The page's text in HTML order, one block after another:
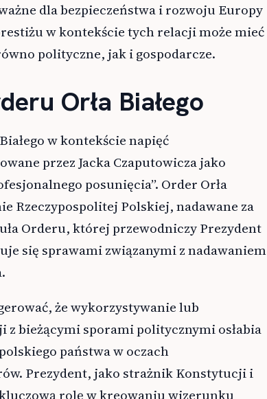
dla bezpieczeństwa i rozwoju Europy
w kontekście tych relacji może mieć
polityczne, jak i gospodarcze.
Orła Białego
w kontekście napięć
przez Jacka Czaputowicza jako
posunięcia”. Order Orła
Rzeczypospolitej Polskiej, nadawane za
Orderu, której przewodniczy Prezydent
się sprawami związanymi z nadawaniem
że wykorzystywanie lub
bieżącymi sporami politycznymi osłabia
państwa w oczach
Prezydent, jako strażnik Konstytucji i
rolę w kreowaniu wizerunku